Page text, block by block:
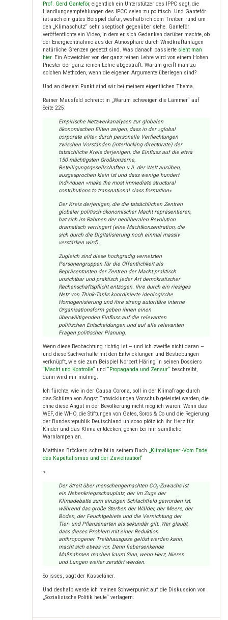
Prof. Gerd Ganteför, eigentlich ein Unterstützer des IPPC sagt, die
Handlungsempfehlungen des IPCC seien zu politisch. Und Ganteför
ist auch ein gutes Beispiel dafür, weshalb ich dem Treiben rund um
den „Klimaschutz“ sehr skeptisch gegenüber stehe. Ganteför
veröffentlichte ein Video, in dem er sich Gedanken darüber machte, ob
der Energieentnahme aus der Atmosphäre durch Windkraftanlagen
natürliche Grenzen gesetzt sind. Was danach passierte sieht man
hier. Ein Abweichler von der ganz reinen Lehre wird von einem Hohen
Priester der ganz reinen Lehre abgestraft. Warum greift man zu
solchen Methoden, wenn die eigenen Argumente überlegen sind?
Und an diesem Punkt sind wir bei meinem eigentlichen Thema.
Rainer Mausfeld schreibt in „Warum schweigen die Lämmer“ auf
Seite 225:
Empirische Netzwerkanalysen zur globalen
ökonomischen Eliten zeigen, dass in der »global
corporate elite« durch personelle Verflechtungen
zwischen Vorständen (interlocking directorate) der
tatsächliche Kreis derjenigen, die Einfluss auf die etwa
150 mächtigsten Großkonzerne,
Beteiligungsgesellschaften u.ä. der Welt ausüben,
ausgesprochen klein ist und dass wenige hundert
Individuen »make the most immediate structural
contributions to transnational class formation«
Der Kreis derjenigen, die die tatsächlichen Zentren
globaler politisch-ökonomischer Macht repräsentieren,
hat sich im Rahmen der neoliberalen Revolution
dramatisch verringert (eine Machtkonzentration, die
sich durch die Digitalisierung noch einmal massiv
verstärken wird).
Zugleich sind diese hochgradig vernetzten
Personengruppen für die Öffentlichkeit als
Repräsentanten der Zentren der Macht praktisch
unsichtbar und praktisch jeder Art demokratischer
Rechenschaftspflicht entzogen. Ihre durch ein riesiges
Netz von Think-Tanks koordinierte ideologische
Homogenisierung und ihre streng autoritäre interne
Organisationsform geben ihnen einen
überwältigenden Einfluss auf die relevanten
politischen Entscheidungen und auf alle relevanten
Fragen politischer Planung.
Wenn diese Beobachtung richtig ist – und ich zweifle nicht daran –
und diese Sachverhalte mit den Entwicklungen und Bestrebungen
verknüpft, wie sie zum Beispiel Norbert Häring in seinen Dossiers
“Macht und Kontrolle“und “Propaganda und Zensur“beschreibt,
dann wird mir mulmig.
Ich fürchte, wie in der Causa Corona, soll in der Klimafrage durch
das Schüren von Angst Entwicklungen Vorschub geleistet werden, die
ohne diese Angst in der Bevölkerung nicht möglich wären. Wenn das
WEF, die WHO, die Stiftungen von Gates, Soros & Co und die Regierung
der Bundesrepublik Deutschland unisono plötzlich ihr Herz für
Kinder und das Klima entdecken, gehen bei mir sämtliche
Warnlampen an.
Matthias Bröckers schreibt in seinem Buch „Klimalügner -Vom Ende
des Kaputtalismus und der Zuvielisation“
<
Der Streit über menschengemachten CO₂-Zuwachs ist
ein Nebenkriegsschauplatz, der im Zuge der
Klimadebatte zum einzigen Schlachtfeld geworden ist,
während das große Sterben der Wälder, der Meere, der
Böden, der Feuchtgebiete und die Vernichtung der
Tier- und Pflanzenarten als sekundär gilt. Wer glaubt,
dass dieses Problem mit einer Reduktion
anthropogener Treibhausgase gelöst werden kann,
macht sich etwas vor. Denn fiebersenkende
Maßnahmen machen kaum Sinn, wenn Herz, Nieren
und Lungen weiter zerstört werden.
So isses, sagt der Kasseläner.
Und deshalb werde ich meinen Schwerpunkt auf die Diskussion von
„Sozialisische Politik heute“ verlagern.